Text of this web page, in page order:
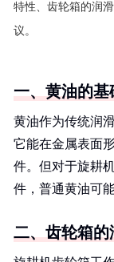
特性、齿轮箱的润
议。
一、黄油的基
黄油作为传统润
它能在金属表面
件。但对于旋耕
件，普通黄油可
二、齿轮箱的